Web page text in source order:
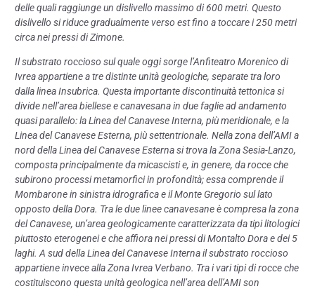
delle quali raggiunge un dislivello massimo di 600 metri. Questo
dislivello si riduce gradualmente verso est fino a toccare i 250 metri
circa nei pressi di Zimone.
Il substrato roccioso sul quale oggi sorge l’Anfiteatro Morenico di
Ivrea appartiene a tre distinte unità geologiche, separate tra loro
dalla linea Insubrica. Questa importante discontinuità tettonica si
divide nell’area biellese e canavesana in due faglie ad andamento
quasi parallelo: la Linea del Canavese Interna, più meridionale, e la
Linea del Canavese Esterna, più settentrionale. Nella zona dell’AMI a
nord della Linea del Canavese Esterna si trova la Zona Sesia-Lanzo,
composta principalmente da micascisti e, in genere, da rocce che
subirono processi metamorfici in profondità; essa comprende il
Mombarone in sinistra idrografica e il Monte Gregorio sul lato
opposto della Dora. Tra le due linee canavesane è compresa la zona
del Canavese, un’area geologicamente caratterizzata da tipi litologici
piuttosto eterogenei e che affiora nei pressi di Montalto Dora e dei 5
laghi. A sud della Linea del Canavese Interna il substrato roccioso
appartiene invece alla Zona Ivrea Verbano. Tra i vari tipi di rocce che
costituiscono questa unità geologica nell’area dell’AMI son